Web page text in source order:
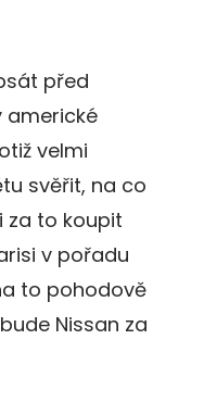
před
americké
velmi
svěřit, na co
za to koupit
v pořadu
to pohodově
Nissan za